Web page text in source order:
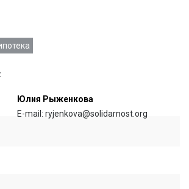
Юлия Рыженкова
E-mail: ryjenkova@solidarnost.org